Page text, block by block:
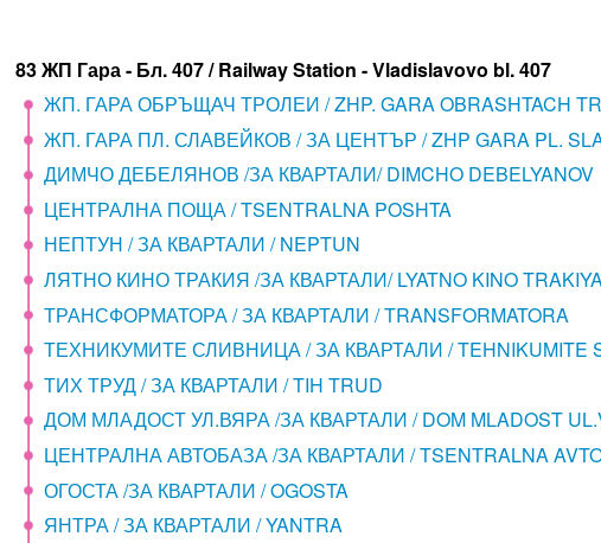
83 ЖП Гара - Бл. 407 / Railway Station - Vladislavovo bl. 407
ЖП. ГАРА ОБРЪЩАЧ ТРОЛЕИ / ZHP. GARA OBRASHTACH
ЖП. ГАРА ПЛ. СЛАВЕЙКОВ / ЗА ЦЕНТЪР / ZHP GARA PL.
ДИМЧО ДЕБЕЛЯНОВ /ЗА КВАРТАЛИ/ DIMCHO DEBELYANOV
ЦЕНТРАЛНА ПОЩА / TSENTRALNA POSHTA
НЕПТУН / ЗА КВАРТАЛИ / NEPTUN
ЛЯТНО КИНО ТРАКИЯ /ЗА КВАРТАЛИ/ LYATNO KINO
ТРАНСФОРМАТОРА / ЗА КВАРТАЛИ / TRANSFORMATORA
ТЕХНИКУМИТЕ СЛИВНИЦА / ЗА КВАРТАЛИ / TEHNIKUMITE
ТИХ ТРУД / ЗА КВАРТАЛИ / TIH TRUD
ДОМ МЛАДОСТ УЛ.ВЯРА /ЗА КВАРТАЛИ / DOM MLADOST
ЦЕНТРАЛНА АВТОБАЗА /ЗА КВАРТАЛИ / TSENTRALNA
ОГОСТА /ЗА КВАРТАЛИ / OGOSTA
ЯНТРА / ЗА КВАРТАЛИ / YANTRA